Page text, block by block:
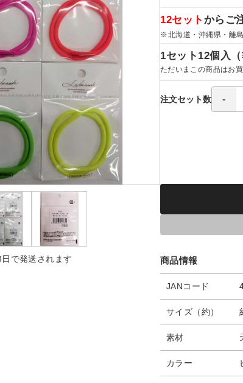
で発送されます
12セット からご
※北海道・沖縄県・離
1セット12個入（
ただいまこの商品はお
注文セット数
商品情報
JANコード
サイズ（約）
素材
カラー